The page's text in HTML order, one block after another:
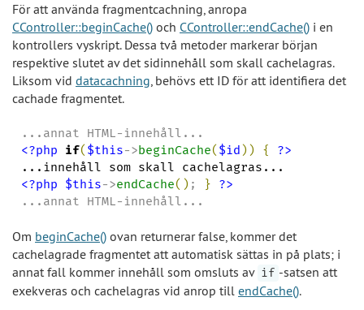
För att använda fragmentcachning, anropa
CController::beginCache() och CController::endCache() i en
kontrollers vyskript. Dessa två metoder markerar början
respektive slutet av det sidinnehåll som skall cachelagras.
Liksom vid datacachning, behövs ett ID för att identifiera det
cachade fragmentet.
<?php
if($this->beginCache($id)) {
?>
<?php
$this->endCache( ) ; }
?>
...annat HTML-innehåll...
Om beginCache() ovan returnerar false, kommer det
cachelagrade fragmentet att automatisk sättas in på plats; i
annat fall kommer innehåll som omsluts av if -satsen att
exekveras och cachelagras vid anrop till endCache().